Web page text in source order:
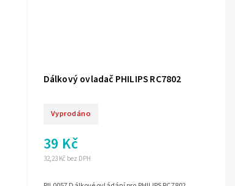
Dálkový ovladač PHILIPS RC7802
Vyprodáno
32,23 Kč bez DPH
39 Kč